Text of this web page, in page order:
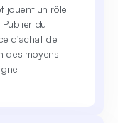
jouent un rôle
du
d'achat de
des moyens